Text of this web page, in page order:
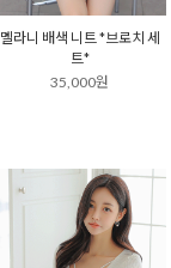
멜라니 배색 니트 *브로치 세
트*
35,000원